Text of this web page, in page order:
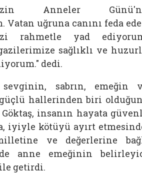
Anneler
Vatan uğruna canını feda
rahmetle yad
sağlıklı ve
dedi.
sabrın, emeğin
hallerinden biri
insanın hayata
iyiyle kötüyü ayırt
ve değerlerine
anne emeğinin
getirdi.